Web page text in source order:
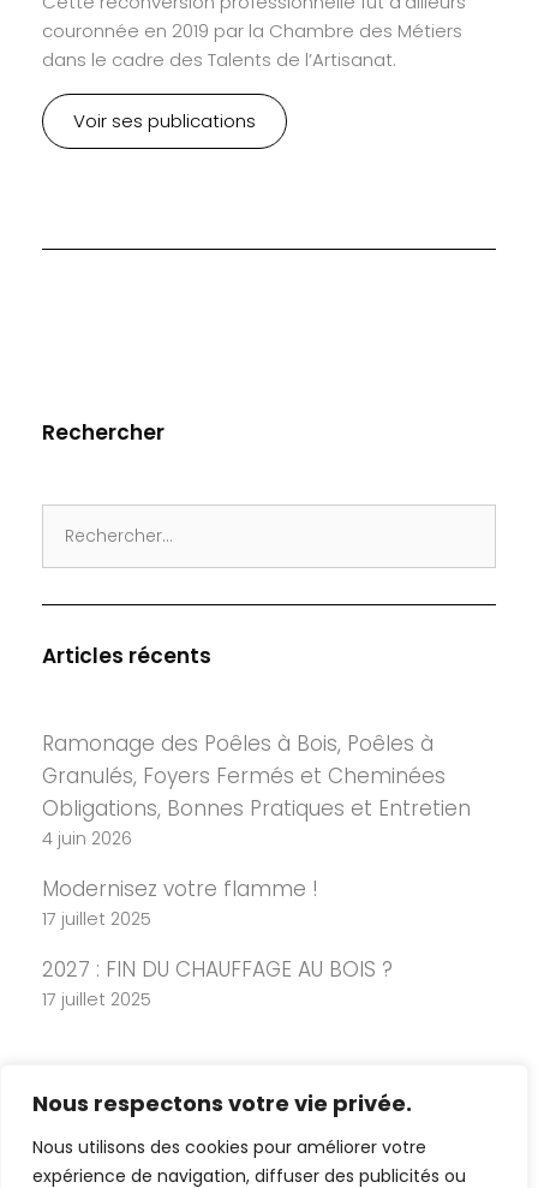
Nous respectons votre vie privée.
Nous utilisons des cookies pour améliorer votre
expérience de navigation, diffuser des publicités ou
couronnée en 2019 par la Chambre des Métiers
dans le cadre des Talents de l’Artisanat.
Voir ses publications
Rechercher
for:
Articles récents
Ramonage des Poêles à Bois, Poêles à
Granulés, Foyers Fermés et Cheminées
Obligations, Bonnes Pratiques et Entretien
4 juin 2026
Modernisez votre flamme !
17 juillet 2025
2027 : FIN DU CHAUFFAGE AU BOIS ?
17 juillet 2025